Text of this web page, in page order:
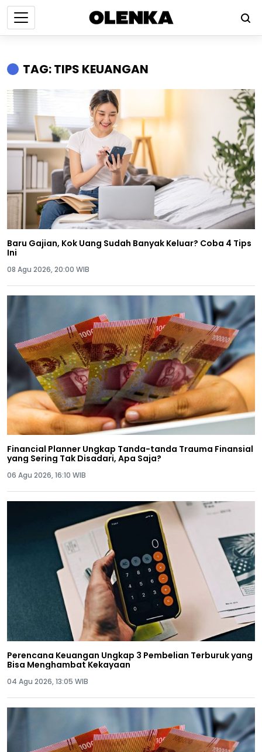
TAG: TIPS KEUANGAN
Baru Gajian, Kok Uang Sudah Banyak Keluar? Coba 4 Tips
Ini
08 Agu 2026, 20:00 WIB
Financial Planner Ungkap Tanda-tanda Trauma Finansial
yang Sering Tak Disadari, Apa Saja?
06 Agu 2026, 16:10 WIB
Perencana Keuangan Ungkap 3 Pembelian Terburuk yang
Bisa Menghambat Kekayaan
04 Agu 2026, 13:05 WIB